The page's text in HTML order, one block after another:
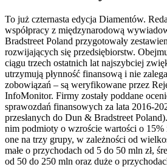
To już czternasta edycja Diamentów.
współpracy z międzynarodową
Bradstreet Poland przygotowały
rozwijających się przedsiębiorstw.
ciągu trzech ostatnich lat najszybciej
utrzymują płynność finansową i nie
zobowiązań – są weryfikowane przez
InfoMonitor. Firmy zostały poddane
sprawozdań finansowych za lata 2016-
przesłanych do Dun & Bradstreet
nim podmioty o wzroście wartości o 15%
one na trzy grupy, w zależności od
małe o przychodach od 5 do 50 mln zł,
od 50 do 250 mln oraz duże o